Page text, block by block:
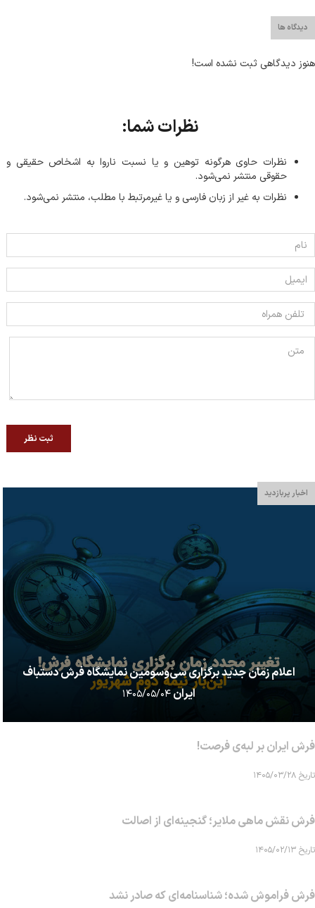
دیدگاه ها
هنوز دیدگاهی ثبت نشده است!
نظرات شما:
نظرات حاوی هرگونه توهین و یا نسبت ناروا به اشخاص حقیقی و
حقوقی منتشر نمی‌شود.
نظرات به غیر از زبان فارسی و یا غیر‌مرتبط با مطلب، منتشر نمی‌شود.
ثبت نظر
اخبار پربازدید
اعلام زمان جدید برگزاری سی‌وسومین نمایشگاه فرش دستباف
ایران۱۴۰۵/۰۵/۰۴
فرش ایران بر لبه‌ی فرصت!
تاریخ ۱۴۰۵/۰۳/۲۸
فرش نقش ماهی‌ ملایر؛ گنجینه‌ای از اصالت
تاریخ ۱۴۰۵/۰۲/۱۳
فرش فراموش شده؛ شناسنامه‌ای که صادر نشد